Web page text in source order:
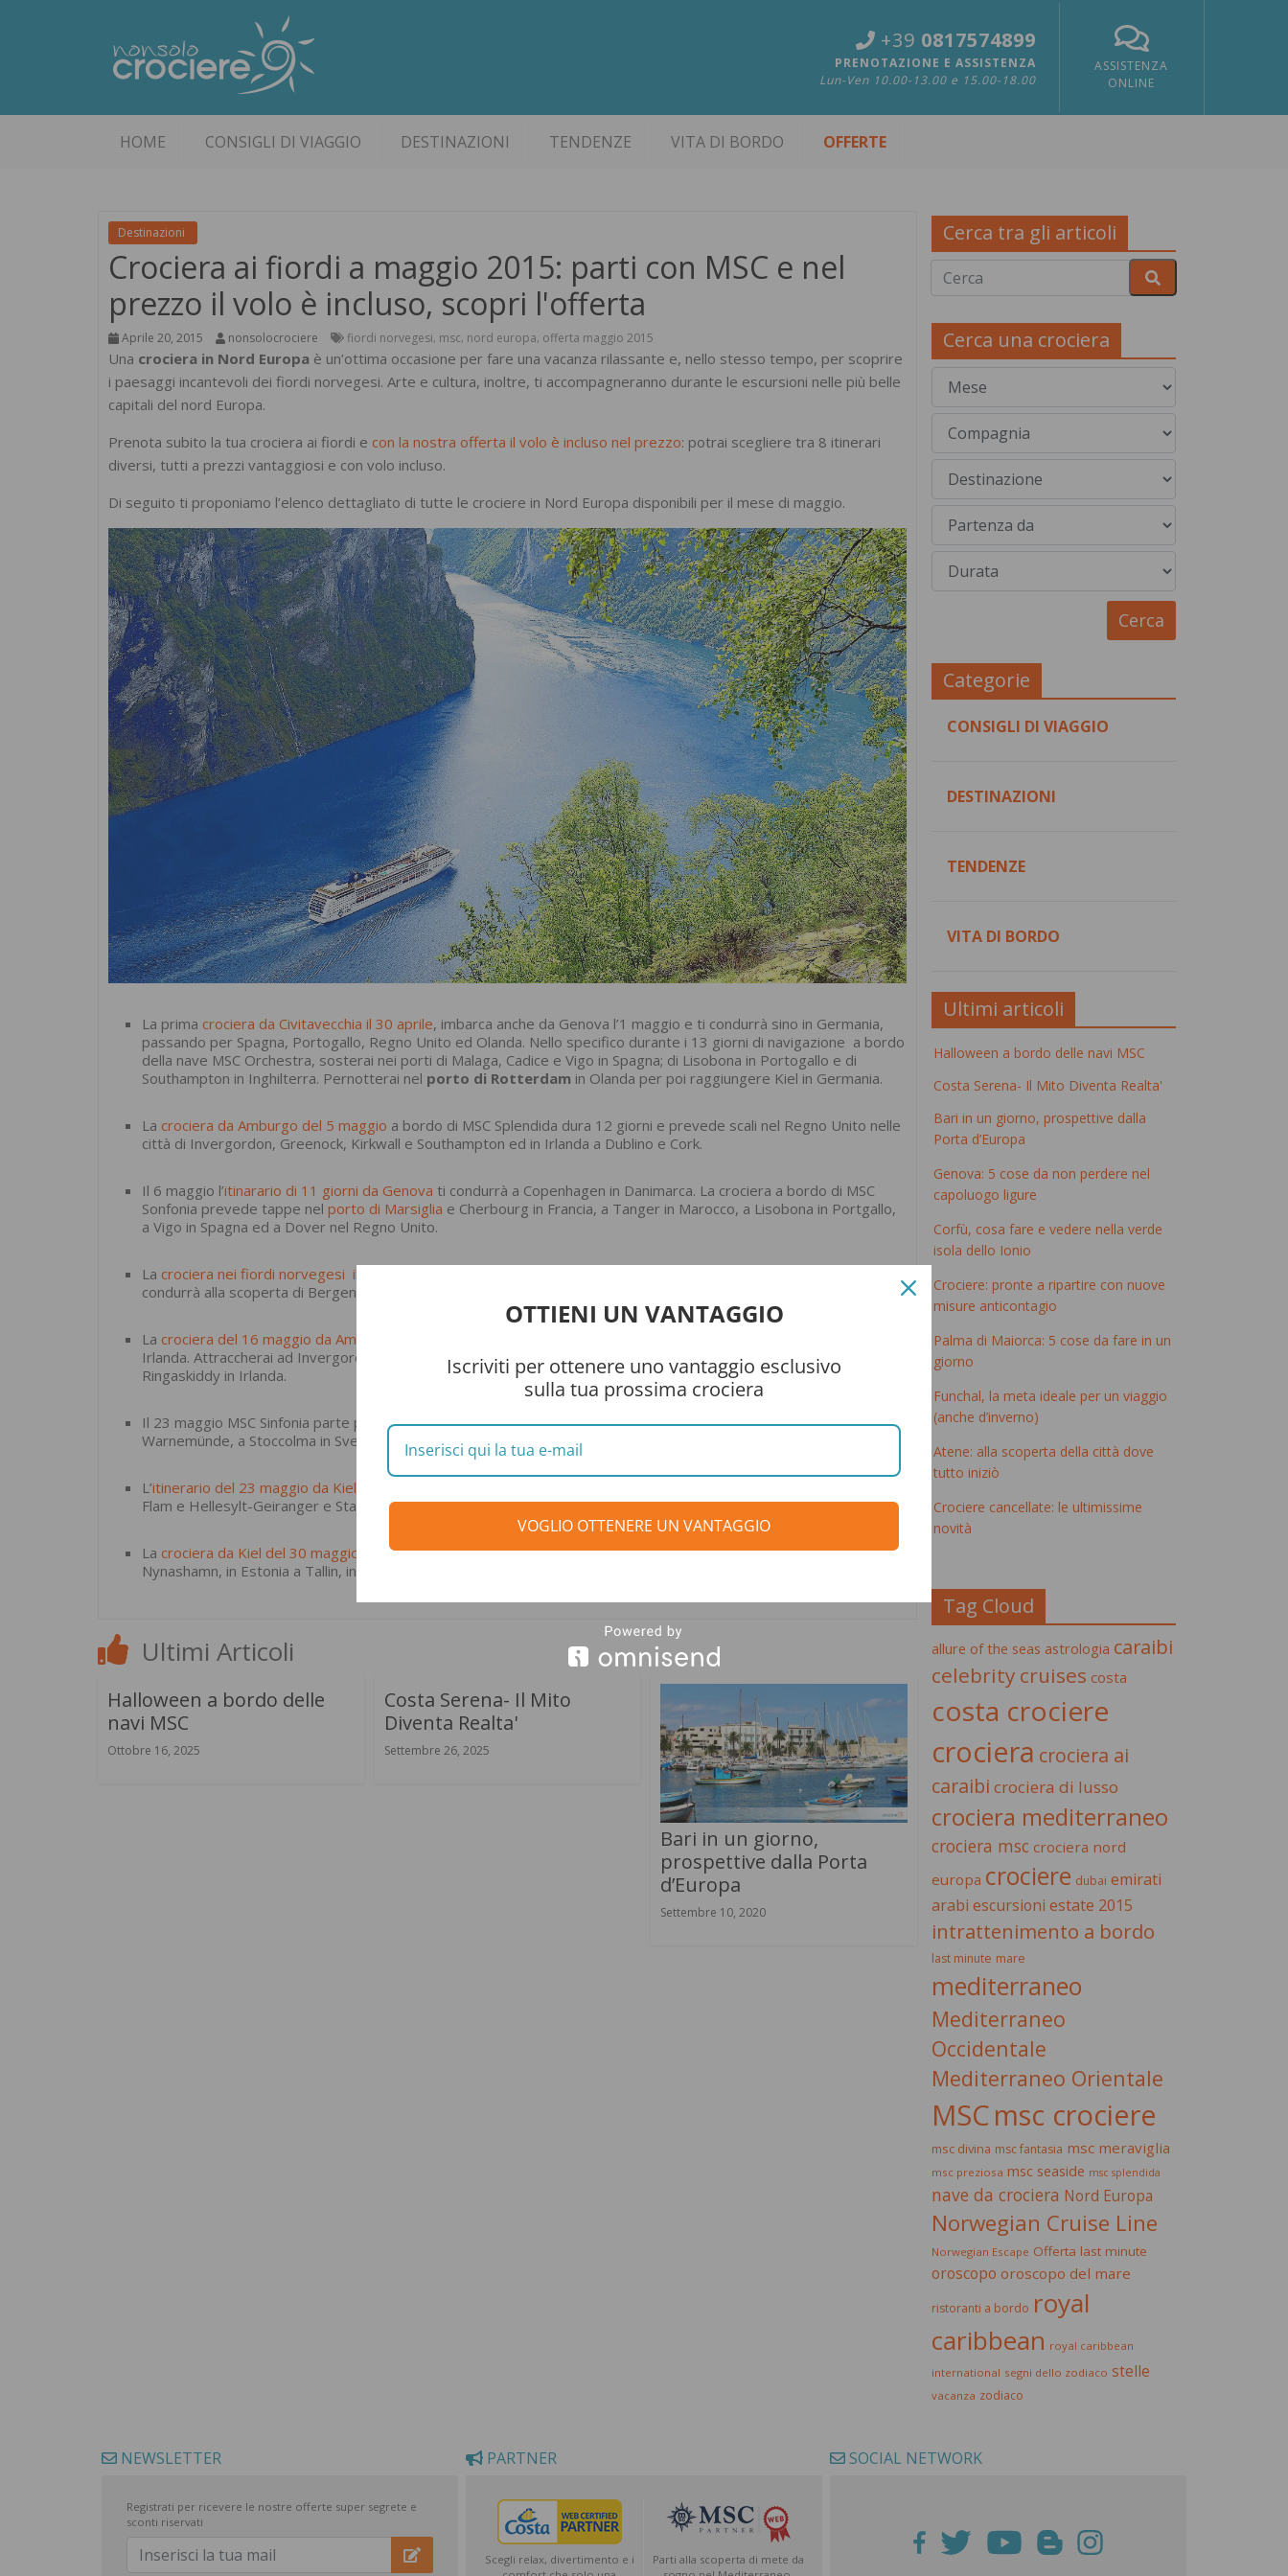
+39 0817574899
PRENOTAZIONE E ASSISTENZA
Lun-Ven 10.00-13.00 e 15.00-18.00
ASSISTENZA
ONLINE
HOME CONSIGLI DI VIAGGIO DESTINAZIONI TENDENZE VITA DI BORDO OFFERTE
Destinazioni
Crociera ai fiordi a maggio 2015: parti con MSC e nel
prezzo il volo è incluso, scopri l'offerta
Aprile 20, 2015 nonsolocrociere fiordi norvegesi, msc, nord europa, offerta maggio 2015
Una crociera in Nord Europa è un’ottima occasione per fare una vacanza rilassante e, nello stesso tempo, per scoprire
i paesaggi incantevoli dei fiordi norvegesi. Arte e cultura, inoltre, ti accompagneranno durante le escursioni nelle più belle
capitali del nord Europa.
Prenota subito la tua crociera ai fiordi e con la nostra offerta il volo è incluso nel prezzo: potrai scegliere tra 8 itinerari
diversi, tutti a prezzi vantaggiosi e con volo incluso.
Di seguito ti proponiamo l’elenco dettagliato di tutte le crociere in Nord Europa disponibili per il mese di maggio.
La prima crociera da Civitavecchia il 30 aprile, imbarca anche da Genova l’1 maggio e ti condurrà sino in Germania,
passando per Spagna, Portogallo, Regno Unito ed Olanda. Nello specifico durante i 13 giorni di navigazione a bordo
della nave MSC Orchestra, sosterai nei porti di Malaga, Cadice e Vigo in Spagna; di Lisobona in Portogallo e di
Southampton in Inghilterra. Pernotterai nel porto di Rotterdam in Olanda per poi raggiungere Kiel in Germania.
La crociera da Amburgo del 5 maggio a bordo di MSC Splendida dura 12 giorni e prevede scali nel Regno Unito nelle
città di Invergordon, Greenock, Kirkwall e Southampton ed in Irlanda a Dublino e Cork.
Il 6 maggio l’itinarario di 11 giorni da Genova ti condurrà a Copenhagen in Danimarca. La crociera a bordo di MSC
Sonfonia prevede tappe nel porto di Marsiglia e Cherbourg in Francia, a Tanger in Marocco, a Lisobona in Portgallo,
a Vigo in Spagna ed a Dover nel Regno Unito.
La crociera nei fiordi norvegesi il 16 maggio
condurrà alla scoperta di Bergen, Flam e Hellesylt-Geiranger in Norevegia ed a Warnemünde in Germania.
La crociera del 16 maggio da Amburgo
Irlanda. Attraccherai ad Invergordon, a Kirkwall, a Greenock ed a Southampton in Inghilterra ed a Dublino e
Ringaskiddy in Irlanda.
Il 23 maggio MSC Sinfonia parte per una crociera da Copenhagen di 8 giorni. L’itinerario prevede scali in Germania a
Warnemünde, a Stoccolma in Svezia, a Tallin in Estonia ed in Russia a San Pietroburgo.
L’itinerario del 23 maggio da Kiel
Flam e Hellesylt-Geiranger e Stavanger sono le tappe previste durante gli 8 giorni di navigazione.
La crociera da Kiel del 30 maggio
a bordo di MSC Orchestra dura 8 giorni. L’itinerario prevede soste in Svezia a
Nynashamn, in Estonia a Tallin, in Finlandia ad Helsinki ed in Russia a San Pietroburgo.
Ultimi Articoli
Halloween a bordo delle
navi MSC
Ottobre 16, 2025
Costa Serena- Il Mito
Diventa Realta'
Settembre 26, 2025
Bari in un giorno,
prospettive dalla Porta
d’Europa
Settembre 10, 2020
Cerca tra gli articoli
Cerca una crociera
Categorie
CONSIGLI DI VIAGGIO
DESTINAZIONI
TENDENZE
VITA DI BORDO
Ultimi articoli
Halloween a bordo delle navi MSC
Costa Serena- Il Mito Diventa Realta'
Bari in un giorno, prospettive dalla
Porta d’Europa
Genova: 5 cose da non perdere nel
capoluogo ligure
Corfù, cosa fare e vedere nella verde
isola dello Ionio
Crociere: pronte a ripartire con nuove
misure anticontagio
Palma di Maiorca: 5 cose da fare in un
giorno
Funchal, la meta ideale per un viaggio
(anche d’inverno)
Atene: alla scoperta della città dove
tutto iniziò
Crociere cancellate: le ultimissime
novità
Tag Cloud
allure of the seas astrologia caraibi
celebrity cruises costa
costa crociere
crociera crociera ai
caraibi crociera di lusso
crociera mediterraneo
crociera msc crociera nord
europa crociere dubai emirati
arabi escursioni estate 2015
intrattenimento a bordo
last minute mare
mediterraneo
Mediterraneo
Occidentale
Mediterraneo Orientale
MSCmsc crociere
msc divina msc fantasia msc meraviglia
msc preziosa msc seaside msc splendida
nave da crociera Nord Europa
Norwegian Cruise Line
Norwegian Escape Offerta last minute
oroscopo oroscopo del mare
ristoranti a bordo royal
caribbean royal caribbean
international segni dello zodiaco stelle
vacanza zodiaco
NEWSLETTER
Registrati per ricevere le nostre offerte super segrete e
sconti riservati
PARTNER
Scegli relax, divertimento e i
Parti alla scoperta di mete da
SOCIAL NETWORK
OTTIENI UN VANTAGGIO
Iscriviti per ottenere uno vantaggio esclusivo
sulla tua prossima crociera
VOGLIO OTTENERE UN VANTAGGIO